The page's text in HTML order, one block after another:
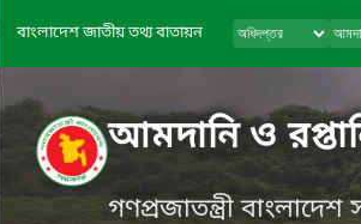
বাংলাদেশ জাতীয় তথ্য বাতায়ন
আমদানি ও
গণপ্রজাতন্ত্রী